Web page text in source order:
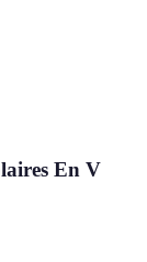
En V